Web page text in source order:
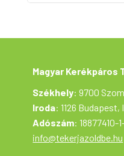
Magyar Kerékpáros
Székhely: 9700
Iroda: 1126
Adószám: 18877410-
info@tekerjazoldbe.hu